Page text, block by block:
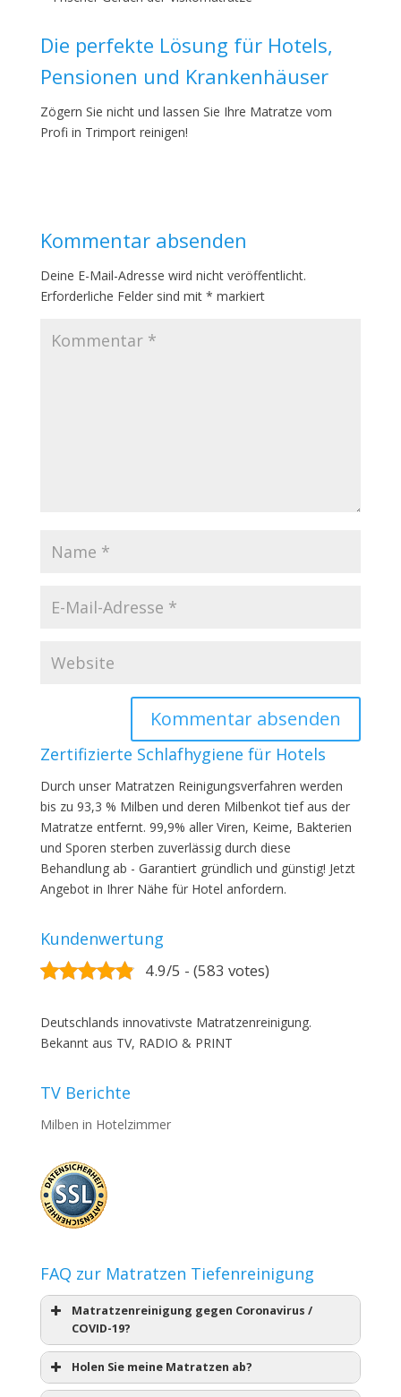
Die perfekte Lösung für Hotels,
Pensionen und Krankenhäuser
Zögern Sie nicht und lassen Sie Ihre Matratze vom
Profi in Trimport reinigen!
Kommentar absenden
Deine E-Mail-Adresse wird nicht veröffentlicht.
Erforderliche Felder sind mit * markiert
Zertifizierte Schlafhygiene für Hotels
Durch unser Matratzen Reinigungsverfahren werden
bis zu 93,3 % Milben und deren Milbenkot tief aus der
Matratze entfernt. 99,9% aller Viren, Keime, Bakterien
und Sporen sterben zuverlässig durch diese
Behandlung ab - Garantiert gründlich und günstig! Jetzt
Angebot in Ihrer Nähe für Hotel anfordern.
Kundenwertung
4.9/5 - (583 votes)
Deutschlands innovativste Matratzenreinigung.
Bekannt aus TV, RADIO & PRINT
TV Berichte
Milben in Hotelzimmer
FAQ zur Matratzen Tiefenreinigung
Matratzenreinigung gegen Coronavirus /
COVID-19?
Holen Sie meine Matratzen ab?